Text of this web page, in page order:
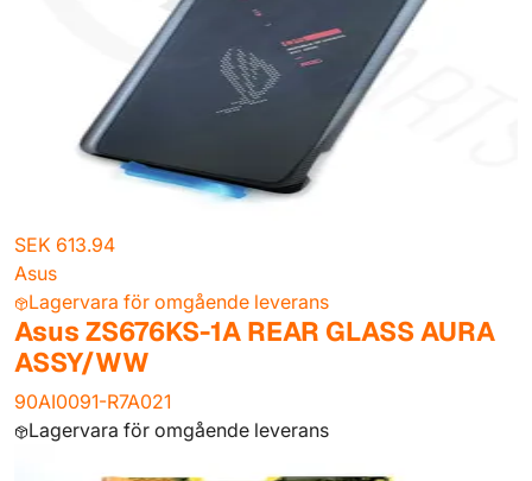
SEK 613.94
Asus
Lagervara för omgående leverans
Asus ZS676KS-1A REAR GLASS AURA
ASSY/WW
90AI0091-R7A021
Lagervara för omgående leverans